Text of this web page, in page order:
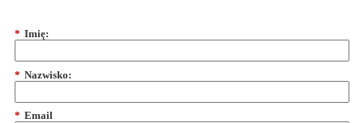
* Imię:
* Nazwisko:
* Email